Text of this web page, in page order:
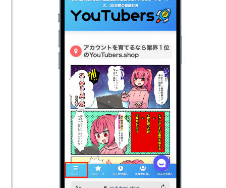
10,000人 37,800円
1,000個 11,700円
2,000個 16,200円
5,000個 29,700円
10,000個 47,700円
100個 2,700円
250個 5,400円
500個 4,500円
2,000個 37,800円
5,000個 91,800円
10,000個 180,000円
20,000個 360,000円
日本人再生回数
500回〜1,000回 8,000円
2,000回〜4,000
回
18,000円
4,000回〜6,000
28,000円